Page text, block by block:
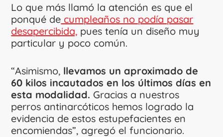
Lo que más llamó la atención es que el
ponqué de cumpleaños no podía pasar
desapercibida, pues tenía un diseño muy
particular y poco común.
“Asimismo, llevamos un aproximado de
60 kilos incautados en los últimos días en
esta modalidad. Gracias a nuestros
perros antinarcóticos hemos logrado la
evidencia de estos estupefacientes en
encomiendas”, agregó el funcionario.